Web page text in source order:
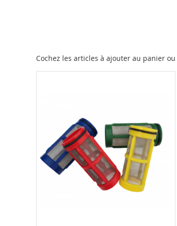
Cochez les articles à ajouter au panier ou